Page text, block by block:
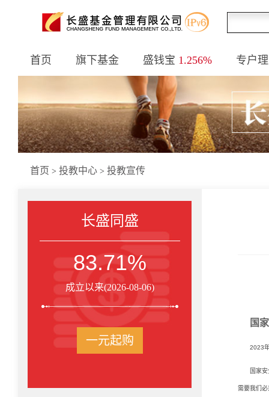
首页 旗下基金 盛钱宝 1.256% 专户
首页 > 投教中心 > 投教宣传
长盛同盛
83.71%
成立以来(2026-08-06)
一元起购
国
2023
国家
需要我们